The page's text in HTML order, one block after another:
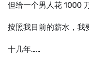
但给一个男人花 1000
按照我目前的薪水，我
十几年……